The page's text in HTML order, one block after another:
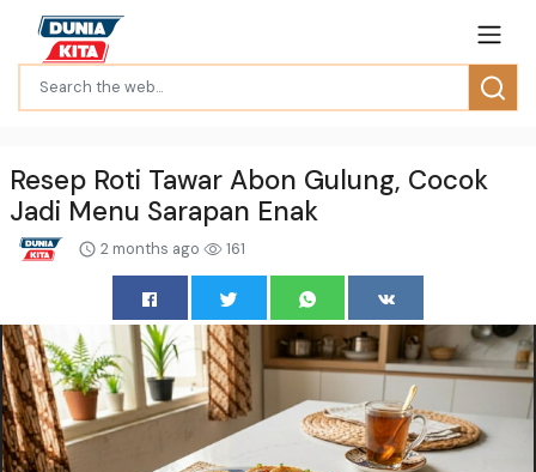
Resep Roti Tawar Abon Gulung, Cocok
Jadi Menu Sarapan Enak
2 months ago 161